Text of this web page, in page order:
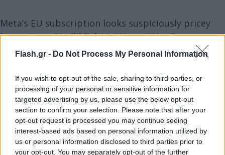
Flash.gr - Do Not Process My Personal Information
If you wish to opt-out of the sale, sharing to third parties, or
processing of your personal or sensitive information for
targeted advertising by us, please use the below opt-out
section to confirm your selection. Please note that after your
opt-out request is processed you may continue seeing
interest-based ads based on personal information utilized by
us or personal information disclosed to third parties prior to
your opt-out. You may separately opt-out of the further
Meta’s EU subscription looks suspiciously pricey
https://t.co/Uo6hbiKfU6 @KarenKKwok
pic.twitter.com/BIkNxeWppr
— Reuters Breakingviews (@Breakingviews)
October 3, 2023
Στις κινητές συσκευές, η τιμή του ατομικού
λογαριασμού θα εκτιναχθεί στα 13 ευρώ περίπου,
διότι η Meta θα συνυπολογίσει τις προμήθειες που